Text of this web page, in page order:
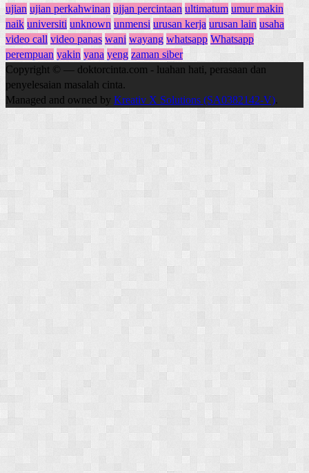
ujian ujian perkahwinan ujjan percintaan ultimatum umur makin
naik universiti unknown unmensi urusan kerja urusan lain usaha
video call video panas wani wayang whatsapp Whatsapp
perempuan yakin yana yeng zaman siber
Copyright © — doktorcinta.com - luahan hati, perasaan dan
penyelesaian masalah cinta.
Managed and owned by Kreativ X Solutions (SA0382142-V).